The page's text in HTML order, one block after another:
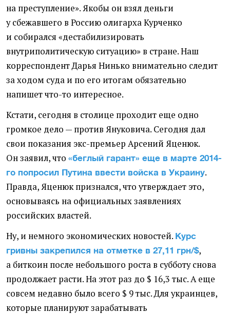
на преступление». Якобы он взял деньги
у сбежавшего в Россию олигарха Курченко
и собирался «дестабилизировать
внутриполитическую ситуацию» в стране. Наш
корреспондент Дарья Нинько внимательно следит
за ходом суда и по его итогам обязательно
напишет что-то интересное.
Кстати, сегодня в столице проходит еще одно
громкое дело — против Януковича. Сегодня дал
свои показания экс-премьер Арсений Яценюк.
Он заявил, что «беглый гарант» еще в марте 2014-
го попросил Путина ввести войска в Украину.
Правда, Яценюк признался, что утверждает это,
основываясь на официальных заявлениях
российских властей.
Ну, и немного экономических новостей. Курс
гривны закрепился на отметке в 27,11 грн/$,
а биткоин после небольшого роста в субботу снова
продолжает расти. На этот раз до $ 16,3 тыс. А еще
совсем недавно было всего $ 9 тыс. Для украинцев,
которые планируют зарабатывать